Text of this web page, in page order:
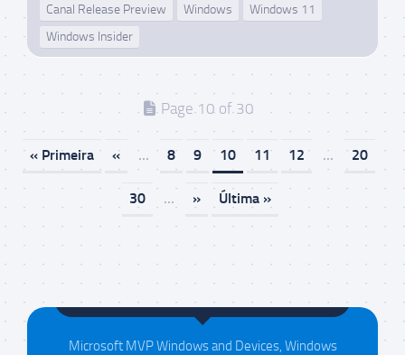
Canal Release Preview Windows
Windows 11
Windows Insider
Page 10 of 30
« Primeira « ... 8 9 10 11 12 ... 20
30 ... » Última »
Maison da Silva
Microsoft MVP Windows and Devices, Windows